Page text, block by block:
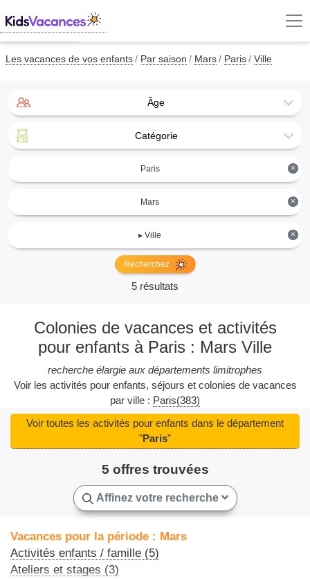
Les vacances de vos enfants Par saison Mars Paris Ville
Âge
Catégorie
×
Paris
×
Mars
×
▸ Ville
Recherchez
5 résultats
Colonies de vacances et activités
pour enfants à Paris : Mars Ville
recherche élargie aux départements limitrophes
Voir les activités pour enfants, séjours et colonies de vacances
par ville : Paris(383)
5 offres trouvées
Voir toutes les activités pour enfants dans le département
"Paris"
Affinez votre recherche
Vacances pour la période : Mars
Activités enfants / famille (5)
Ateliers et stages (3)